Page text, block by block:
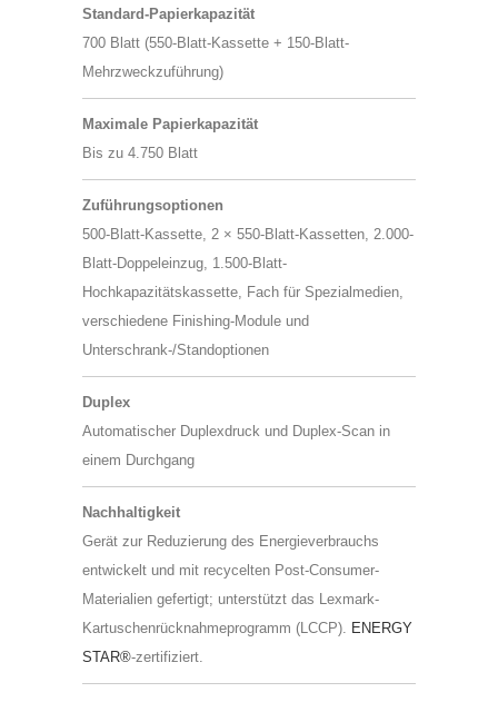
Standard-Papierkapazität
700 Blatt (550-Blatt-Kassette + 150-Blatt-
Mehrzweckzuführung)
Maximale Papierkapazität
Bis zu 4.750 Blatt
Zuführungsoptionen
500-Blatt-Kassette, 2 × 550-Blatt-Kassetten, 2.000-
Blatt-Doppeleinzug, 1.500-Blatt-
Hochkapazitätskassette, Fach für Spezialmedien,
verschiedene Finishing-Module und
Unterschrank-/Standoptionen
Duplex
Automatischer Duplexdruck und Duplex-Scan in
einem Durchgang
Nachhaltigkeit
Gerät zur Reduzierung des Energieverbrauchs
entwickelt und mit recycelten Post-Consumer-
Materialien gefertigt; unterstützt das Lexmark-
Kartuschenrücknahmeprogramm (LCCP). ENERGY
STAR®-zertifiziert.